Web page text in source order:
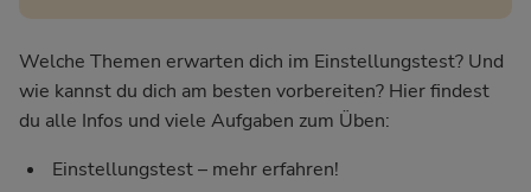
Welche Themen erwarten dich im Einstellungstest? Und
wie kannst du dich am besten vorbereiten? Hier findest
du alle Infos und viele Aufgaben zum Üben:
Einstellungstest – mehr erfahren!